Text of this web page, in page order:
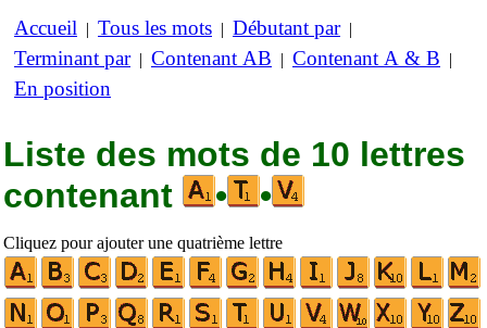
Accueil | Tous les mots | Débutant par|
Terminant par| Contenant AB | Contenant A & B |
En position
Liste des mots de 10 lettres
contenant
• •
Cliquez pour ajouter une quatrième lettre